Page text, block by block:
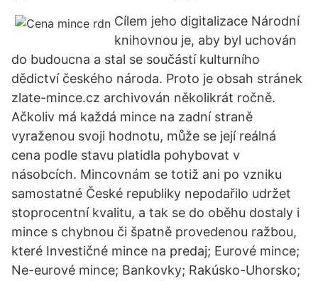
Cílem jeho digitalizace Národní
knihovnou je, aby byl uchován
do budoucna a stal se součástí kulturního
dědictví českého národa. Proto je obsah stránek
zlate-mince.cz archivován několikrát ročně.
Ačkoliv má každá mince na zadní straně
vyraženou svoji hodnotu, může se její reálná
cena podle stavu platidla pohybovat v
násobcích. Mincovnám se totiž ani po vzniku
samostatné České republiky nepodařilo udržet
stoprocentní kvalitu, a tak se do oběhu dostaly i
mince s chybnou či špatně provedenou ražbou,
které Investičné mince na predaj; Eurové mince;
Ne-eurové mince; Bankovky; Rakúsko-Uhorsko;